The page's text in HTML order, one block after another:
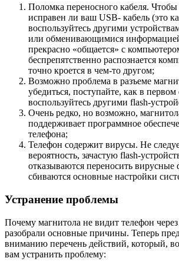
Поломка переносного кабеля. Чтобы
исправен ли ваш USB- кабель (это
воспользуйтесь другими
или обменивающимися
прекрасно «общается» с
беспрепятственно распознается
точно кроется в чем-то другом;
Возможно проблема в разъеме
убедиться, поступайте, как в первом
воспользуйтесь другими flash-
Очень редко, но возможно,
поддерживает программное
телефона;
Телефон содержит вирусы. Не
вероятность, зачастую flash-
отказываются переносить вирусные
сбиваются основные настройки
Устранение проблемы
Почему магнитола не видит телефон
разобрали основные причины. Теперь
вниманию перечень действий, который,
вам устранить проблему: